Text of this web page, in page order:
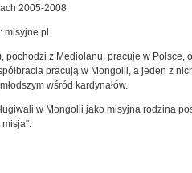
2005-2008
misyjne.pl
pochodzi z Mediolanu, pracuje w Polsce,
pracują w Mongolii, a jeden z
wśród kardynałów.
w Mongolii jako misyjna rodzina